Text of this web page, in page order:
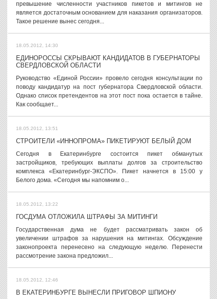
превышение численности участников пикетов и митингов не
является достаточным основанием для наказания организаторов.
Такое решение вынес сегодня...
18.05.2012, 14:30
ЕДИНОРОССЫ СКРЫВАЮТ КАНДИДАТОВ В ГУБЕРНАТОРЫ
СВЕРДЛОВСКОЙ ОБЛАСТИ
Руководство «Единой России» провело сегодня консультации по
поводу кандидатур на пост губернатора Свердловской области.
Однако список претендентов на этот пост пока остается в тайне.
Как сообщает...
18.05.2012, 13:51
СТРОИТЕЛИ «ИННОПРОМА» ПИКЕТИРУЮТ БЕЛЫЙ ДОМ
Сегодня в Екатеринбурге состоится пикет обманутых
застройщиков, требующих выплаты долгов за строительство
комплекса «Екатеринбург-ЭКСПО». Пикет начнется в 15:00 у
Белого дома. «Сегодня мы напомним о...
18.05.2012, 13:22
ГОСДУМА ОТЛОЖИЛА ШТРАФЫ ЗА МИТИНГИ
Государственная дума не будет рассматривать закон об
увеличении штрафов за нарушения на митингах. Обсуждение
законопроекта перенесено на следующую неделю. Перенести
рассмотрение закона предложил...
18.05.2012, 12:46
В ЕКАТЕРИНБУРГЕ ВЫНЕСЛИ ПРИГОВОР ШПИОНУ